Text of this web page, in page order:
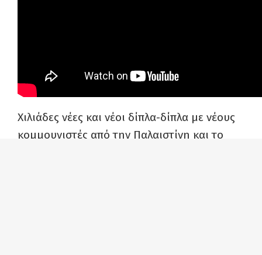
Χιλιάδες νέες και νέοι δίπλα-δίπλα με νέους
κομμουνιστές από την Παλαιστίνη και το